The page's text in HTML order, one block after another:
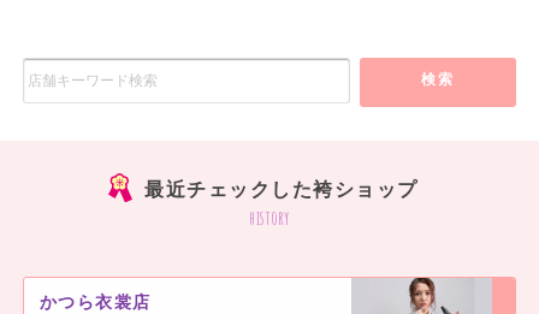
検索
最近チェックした袴ショップ
history
かつら衣裳店